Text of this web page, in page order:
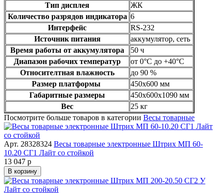
Тип дисплея
ЖК
Количество разрядов индикатора 6
Интерфейс
RS-232
Источник питания
аккумулятор, сеть
Время работы от аккумулятора
50 ч
Диапазон рабочих температур
от 0°C до +40°C
Относителтная влажность
до 90 %
Размер платформы
450х600 мм
Габаритные размеры
450х600х1090 мм
Вес
25 кг
Посмотрите больше товаров в категории Весы товарные
Арт. 28328324 Весы товарные электронные Штрих МП 60-
10.20 СГ1 Лайт со стойкой
13 047 р
В корзину